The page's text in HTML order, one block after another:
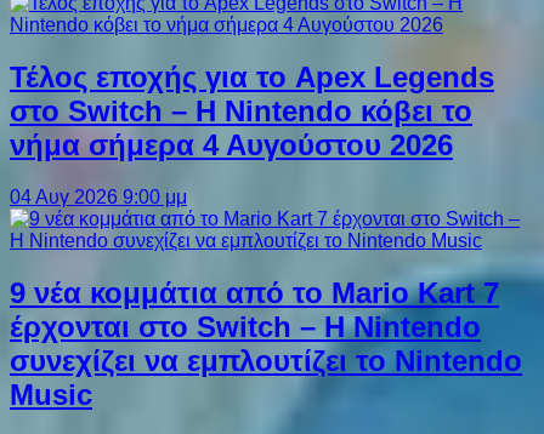
Τέλος εποχής για το Apex Legends
στο Switch – Η Nintendo κόβει το
νήμα σήμερα 4 Αυγούστου 2026
04 Αυγ 2026 9:00 μμ
9 νέα κομμάτια από το Mario Kart 7
έρχονται στο Switch – Η Nintendo
συνεχίζει να εμπλουτίζει το Nintendo
Music